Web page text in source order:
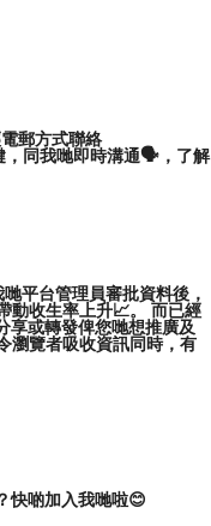
電郵方式聯絡
，同我哋即時溝通🗣️，了解
平台管理員審批資料後，
動收生率上升📈。 而已經
享或轉發俾您哋想推廣及
瀏覽者吸收資訊同時，有
快啲加入我哋啦😊